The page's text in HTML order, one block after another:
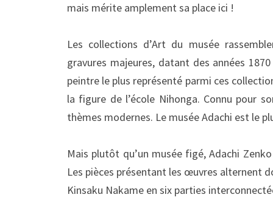
mais mérite amplement sa place ici !
Les collections d’Art du musée
gravures majeures, datant des années
peintre le plus représenté parmi ces
la figure de l’école Nihonga. Connu pour
thèmes modernes. Le musée Adachi est le
Mais plutôt qu’un musée figé, Adachi
Les pièces présentant les œuvres alternent
Kinsaku Nakame en six parties